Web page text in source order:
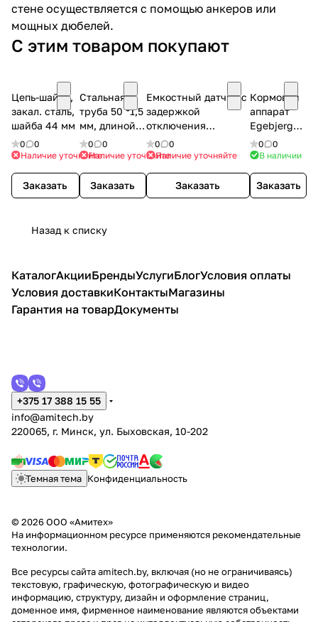
стене осуществляется с помощью анкеров или
мощных дюбелей.
С этим товаром покупают
Цепь-шайба,
закал. сталь,
шайба 44 мм
0
0
Наличие уточняйте
Заказать
Стальная
труба 50 *1,5
мм, длиной 6
м0
0
Наличие уточняйте
Заказать
Емкостный датчик с
задержкой
отключения
1с-10мин Witte
0
0
Наличие уточняйте
Заказать
Кормовой
аппарат
Egebjerg
90 л
0
0
В наличии
Заказать
Назад к списку
КаталогАкцииБрендыУслугиБлогУсловия оплаты
Условия доставкиКонтактыМагазины
Гарантия на товарДокументы
+375 17 388 15 55
info@amitech.by
220065, г. Минск, ул. Быховская, 10-202
Темная тема Конфиденциальность
© 2026 ООО «Амитех»
На информационном ресурсе применяются рекомендательные
технологии.
Все ресурсы сайта amitech.by, включая (но не ограничиваясь)
текстовую, графическую, фотографическую и видео
информацию, структуру, дизайн и оформление страниц,
доменное имя, фирменное наименование являются объектами